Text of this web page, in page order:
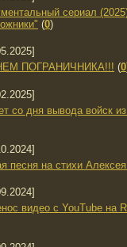
сериал
(0)
ПОГРАНИЧНИКА!!! (0
со дня вывода войск
песня на стихи
видео с YouTube на